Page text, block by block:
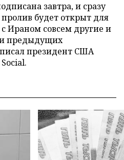
завтра, и сразу
будет открыт для
Ираном совсем другие и
предыдущих
президент США